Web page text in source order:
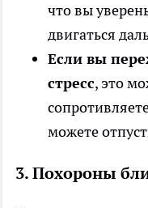
что вы
двигаться
Если вы
стресс, это
можете
3.Похороны